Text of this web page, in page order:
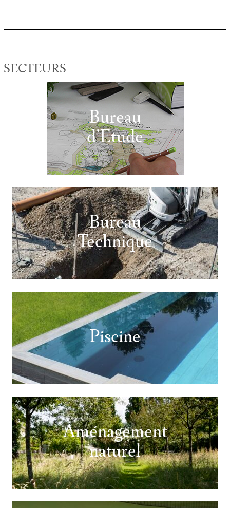
SECTEURS
Bureau
d’Etude
Bureau
Technique
Piscine
Aménagement
naturel